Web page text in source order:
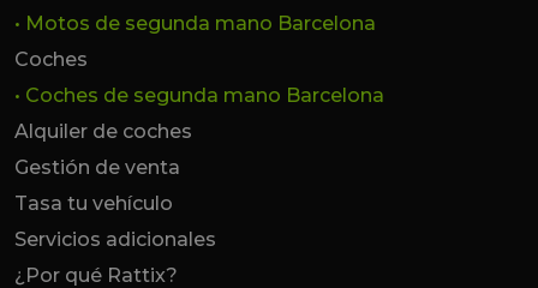
• Motos de segunda mano Barcelona
Coches
• Coches de segunda mano Barcelona
Alquiler de coches
Gestión de venta
Tasa tu vehículo
Servicios adicionales
¿Por qué Rattix?